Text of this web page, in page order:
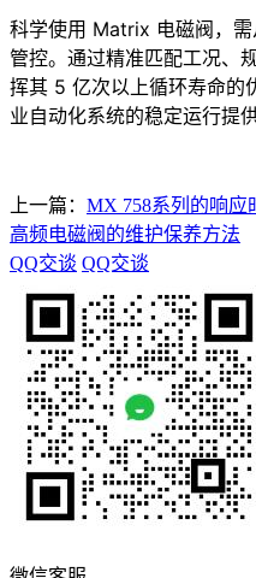
科学使用 Matrix 电磁阀，
管控。通过精准匹配工况、
挥其 5 亿次以上循环寿命的
业自动化系统的稳定运行提供
上一篇： MX 758系列的响应
高频电磁阀的维护保养方法
QQ交谈 QQ交谈